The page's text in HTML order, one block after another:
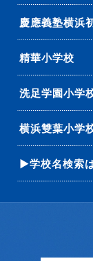
慶應義塾横浜
精華小学校
洗足学園小学
横浜雙葉小学
▶学校名検索